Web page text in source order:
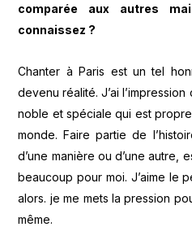
comparée aux autres
connaissez ?
Chanter à Paris est un tel
devenu réalité. J’ai
noble et spéciale qui est
monde. Faire partie de
d’une manière ou d’une autre,
beaucoup pour moi. J’aime le
alors. je me mets la pression
même.